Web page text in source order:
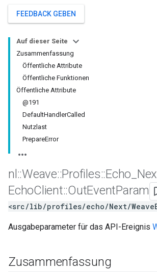
FEEDBACK GEBEN
Auf dieser Seite
Zusammenfassung
Öffentliche Attribute
Öffentliche Funktionen
Öffentliche Attribute
@191
DefaultHandlerCalled
Nutzlast
PrepareError
nl ::Weave::Profiles::Echo
EchoClient::OutEventParam
<src/lib/profiles/echo/Next/
Ausgabeparameter für das API-Ereignis
Zusammenfassung